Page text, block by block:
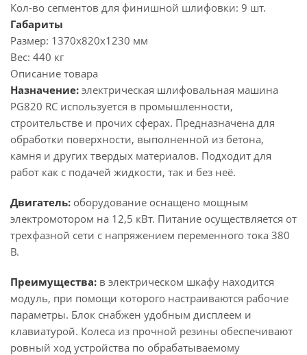
Кол-во сегментов для финишной шлифовки: 9 шт.
Габариты
Размер: 1370х820х1230 мм
Вес: 440 кг
Описание товара
Назначение: электрическая шлифовальная машина
PG820 RC используется в промышленности,
строительстве и прочих сферах. Предназначена для
обработки поверхности, выполненной из бетона,
камня и других твердых материалов. Подходит для
работ как с подачей жидкости, так и без неё.
Двигатель: оборудование оснащено мощным
электромотором на 12,5 кВт. Питание осуществляется от
трехфазной сети с напряжением переменного тока 380
В.
Преимущества: в электрическом шкафу находится
модуль, при помощи которого настраиваются рабочие
параметры. Блок снабжен удобным дисплеем и
клавиатурой. Колеса из прочной резины обеспечивают
ровный ход устройства по обрабатываемому